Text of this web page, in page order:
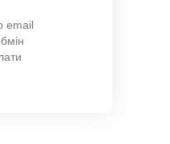
email